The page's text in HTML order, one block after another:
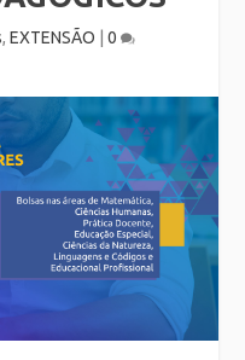
, EXTENSÃO 0